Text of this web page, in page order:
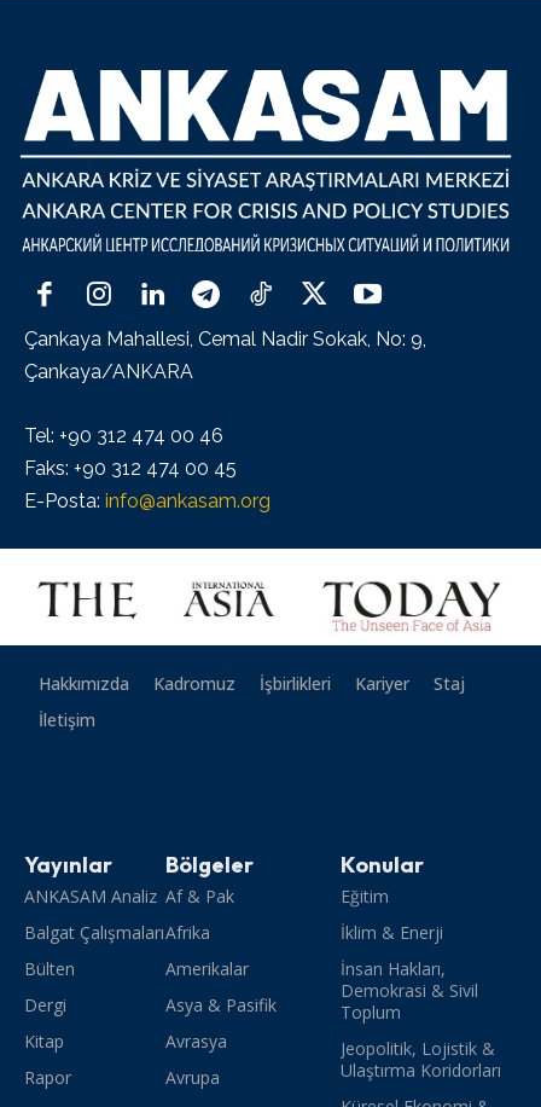
Çankaya Mahallesi, Cemal Nadir Sokak, No: 9,
Çankaya/ANKARA
Tel: +90 312 474 00 46
Faks: +90 312 474 00 45
E-Posta: info@ankasam.org
Hakkımızda Kadromuz İşbirlikleri Kariyer
Staj
İletişim
Yayınlar
ANKASAM Analiz
Balgat Çalışmaları
Bülten
Dergi
Kitap
Rapor
Bölgeler
Af & Pak
Afrika
Amerikalar
Asya & Pasifik
Avrasya
Avrupa
Konular
Eğitim
İklim & Enerji
İnsan Hakları,
Demokrasi & Sivil
Toplum
Jeopolitik, Lojistik &
Ulaştırma Koridorları